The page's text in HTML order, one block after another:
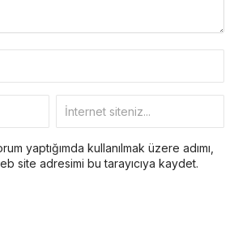
yaptığımda kullanılmak üzere adımı,
site adresimi bu tarayıcıya kaydet.